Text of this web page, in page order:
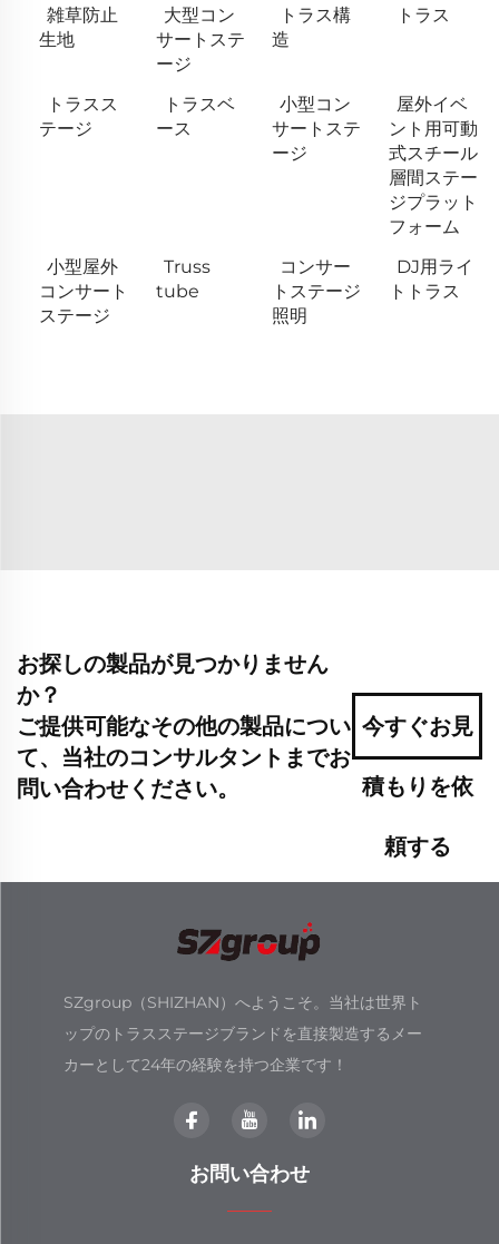
雑草防止
生地
大型コン
サートステ
ージ
トラス構
造
トラス
トラスス
テージ
トラスベ
ース
小型コン
サートステ
ージ
屋外イベ
ント用可動
式スチール
層間ステー
ジプラット
フォーム
小型屋外
コンサート
ステージ
Truss
tube
コンサー
トステージ
照明
DJ用ライ
トトラス
お探しの製品が見つかりません
か？
ご提供可能なその他の製品につい
て、当社のコンサルタントまでお
問い合わせください。
今すぐお見
積もりを依
頼する
SZgroup（SHIZHAN）へようこそ。当社は世界ト
ップのトラスステージブランドを直接製造するメー
カーとして24年の経験を持つ企業です！
お問い合わせ